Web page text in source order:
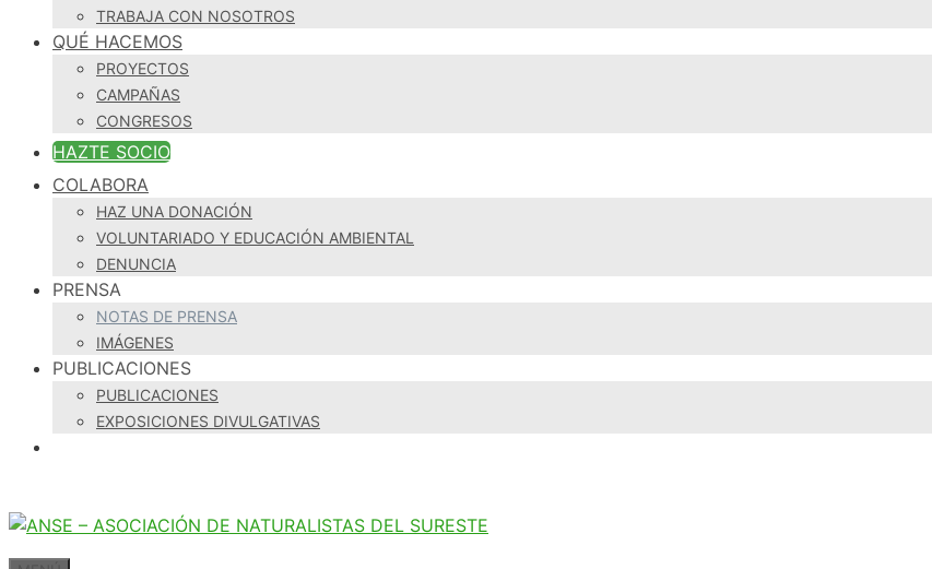
TRABAJA CON NOSOTROS
QUÉ HACEMOS
PROYECTOS
CAMPAÑAS
CONGRESOS
HAZTE SOCIO
COLABORA
HAZ UNA DONACIÓN
VOLUNTARIADO Y EDUCACIÓN AMBIENTAL
DENUNCIA
PRENSA
NOTAS DE PRENSA
IMÁGENES
PUBLICACIONES
PUBLICACIONES
EXPOSICIONES DIVULGATIVAS